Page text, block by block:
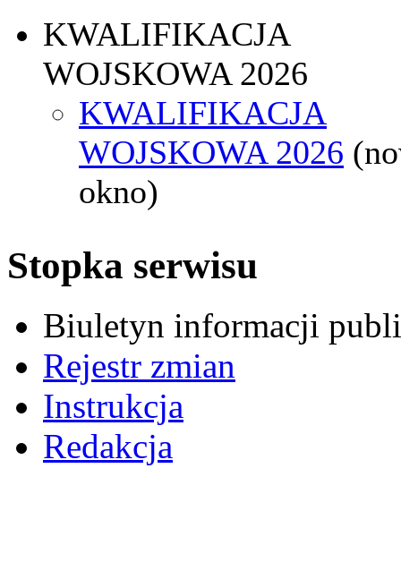
KWALIFIKACJA
WOJSKOWA 2026
KWALIFIKACJA
WOJSKOWA 2026
okno)
Stopka serwisu
Biuletyn informacji
Rejestr zmian
Instrukcja
Redakcja